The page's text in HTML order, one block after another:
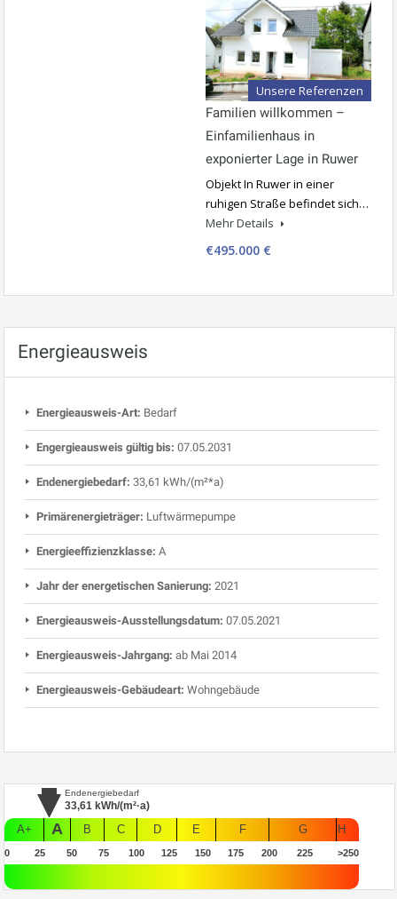
Unsere Referenzen
Familien willkommen –
Einfamilienhaus in
exponierter Lage in Ruwer
Objekt In Ruwer in einer
ruhigen Straße befindet sich…
Mehr Details
€495.000 €
Energieausweis
Energieausweis-Art: Bedarf
Engergieausweis gültig bis: 07.05.2031
Endenergiebedarf: 33,61 kWh/(m²*a)
Primärenergieträger: Luftwärmepumpe
Energieeffizienzklasse: A
Jahr der energetischen Sanierung: 2021
Energieausweis-Ausstellungsdatum: 07.05.2021
Energieausweis-Jahrgang: ab Mai 2014
Energieausweis-Gebäudeart: Wohngebäude
Endenergiebedarf
33,61 kWh/(m²·a)
A+
A B C D E F G H
0 25 50 75 100 125 150 175 200 225 >250